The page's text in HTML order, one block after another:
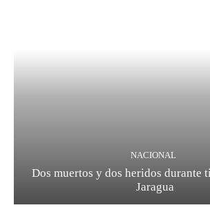
NACIONAL
Dos muertos y dos heridos durante
Jaragua